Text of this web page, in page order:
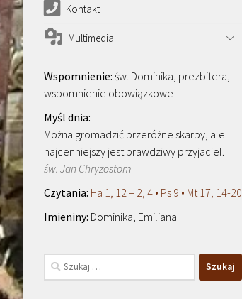
Kontakt
Multimedia
św. Dominika, prezbitera,
wspomnienie obowiązkowe
Można gromadzić przeróżne skarby, ale
najcenniejszy jest prawdziwy przyjaciel.
św. Jan Chryzostom
Ha 1, 12 – 2, 4 • Ps 9 • Mt 17, 14-20
Dominika, Emiliana
Szukaj: